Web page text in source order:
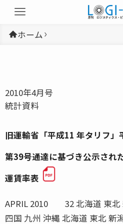
ホーム
2010年4月号
統計資料
旧運輸省「平成11 年タリフ
第39号通達に基づき公示され
運賃率表
APRIL 2010 32 北海道 東北
四国 九州 沖縄 北海道 東北 新